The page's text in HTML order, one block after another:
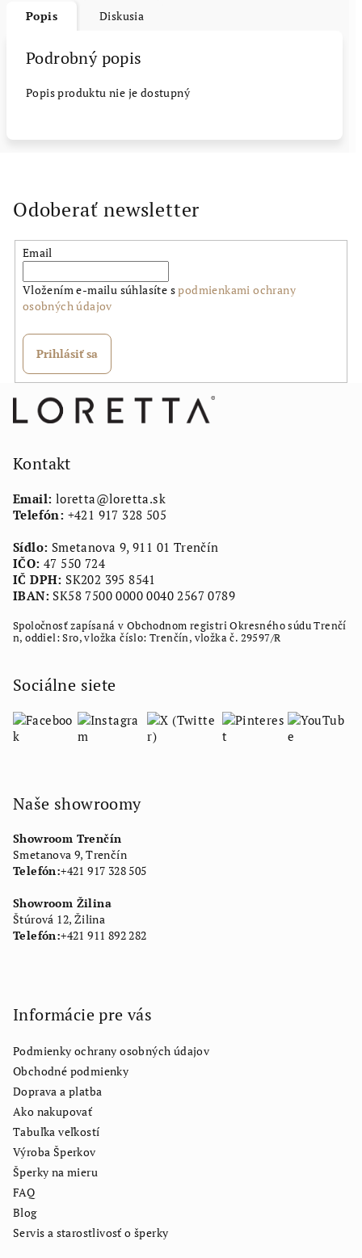
Popis Diskusia
Podrobný popis
Popis produktu nie je dostupný
Odoberať newsletter
Email
Vložením e-mailu súhlasíte spodmienkami ochrany
osobných údajov
Prihlásiť sa
Kontakt
Email: loretta@loretta.sk
Telefón: +421 917 328 505
Sídlo: Smetanova 9, 911 01 Trenčín
IČO: 47 550 724
IČ DPH: SK202 395 8541
IBAN: SK58 7500 0000 0040 2567 0789
Spoločnosť zapísaná v Obchodnom registri Okresného súdu Trenčí
n, oddiel: Sro, vložka číslo: Trenčín, vložka č. 29597/R
Sociálne siete
Naše showroomy
Showroom Trenčín
Smetanova 9, Trenčín
Telefón:+421 917 328 505
Showroom Žilina
Štúrová 12, Žilina
Telefón:+421 911 892 282
Informácie pre vás
Podmienky ochrany osobných údajov
Obchodné podmienky
Doprava a platba
Ako nakupovať
Tabuľka veľkostí
Výroba Šperkov
Šperky na mieru
FAQ
Blog
Servis a starostlivosť o šperky